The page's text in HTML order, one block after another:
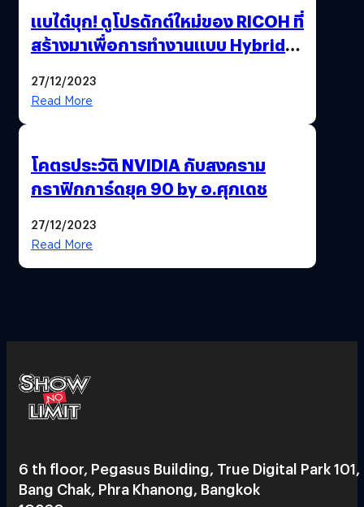
แบไต๋บุก! ดูโปรดักต์ใหม่ของ RICOH ที่
สร้างมาเพื่อการทำงานแบบ Hybrid
27/12/2023
Read More
โคตรประวัติ NVIDIA กับสงคราม
กราฟิกการ์ดยุค 90 by อ.ศุภเดช
27/12/2023
Read More
6 th floor, Pegasus Building, True Digital Park 101,
Bang Chak, Phra Khanong, Bangkok